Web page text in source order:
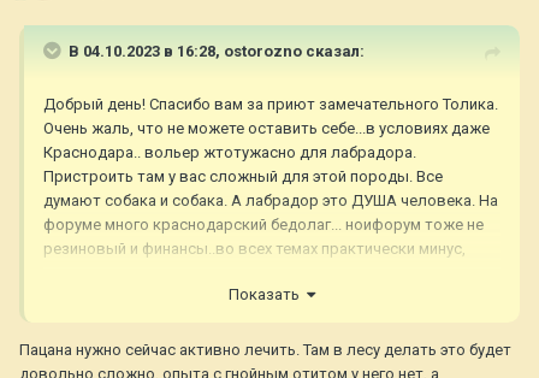
В 04.10.2023 в 16:28, ostorozno сказал:
Добрый день! Спасибо вам за приют замечательного Толика.
Очень жаль, что не можете оставить себе...в условиях даже
Краснодара.. вольер жтотужасно для лабрадора.
Пристроить там у вас сложный для этой породы. Все
думают собака и собака. А лабрадор это ДУША человека. На
форуме много краснодарский бедолаг... ноифорум тоже не
резиновый и финансы..во всех темах практически минус,
собирать средства на достойную передержку, чтоб было
Показать
Пацана нужно сейчас активно лечить. Там в лесу делать это будет
довольно сложно, опыта с гнойным отитом у него нет, а